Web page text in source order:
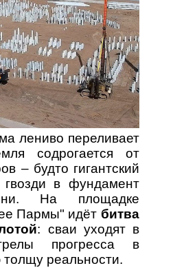
лениво переливает
содрогается от
– будто гигантский
гвозди в фундамент
На площадке
Пармы" идёт битва
: сваи уходят в
прогресса в
толщу реальности.